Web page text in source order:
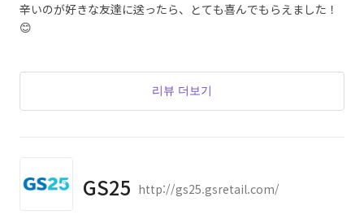
辛いのが好きな友達に送ったら、とても喜んでもらえました！
😊
리뷰 더보기
GS25 http://gs25.gsretail.com/